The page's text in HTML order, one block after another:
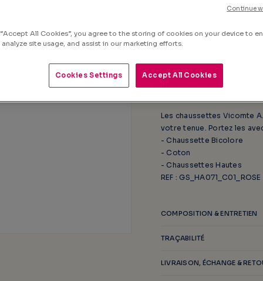
Livré chez vous lejeudi 13
DÉTAIL DU PRODUIT
Les chaussettes Vicomte
votre tenue. Portez les
- Chaussette Bicolore
- Coton
- Chaussettes Hautes
REF :
COMPOSITION & ENTRETIEN
TRAÇABILITÉ
LIVRAISON, ÉCHANGE &
All Cookies”, you agree to the storing of cookies on your device to
site usage, and assist in our marketing efforts.
Accept All Cookies
Cookies Settings
Continue